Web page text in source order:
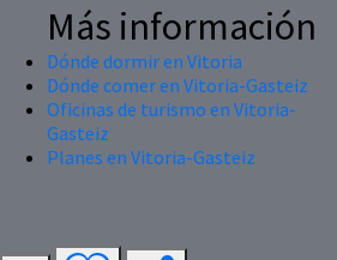
Más información
Dónde dormir en Vitoria
Dónde comer en Vitoria-Gasteiz
Oficinas de turismo en Vitoria-
Gasteiz
Planes en Vitoria-Gasteiz